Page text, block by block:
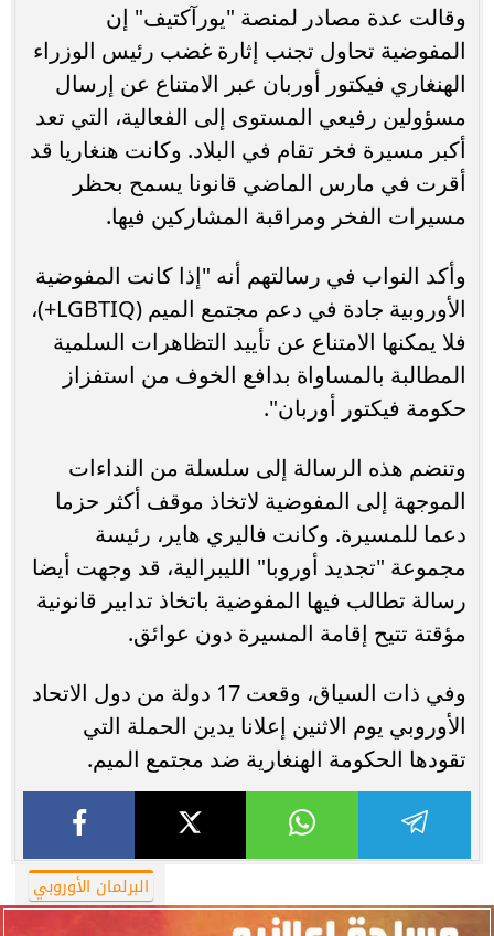
وقالت عدة مصادر لمنصة "يورآكتيف" إن
المفوضية تحاول تجنب إثارة غضب رئيس الوزراء
الهنغاري فيكتور أوربان عبر الامتناع عن إرسال
مسؤولين رفيعي المستوى إلى الفعالية، التي تعد
أكبر مسيرة فخر تقام في البلاد. وكانت هنغاريا قد
أقرت في مارس الماضي قانونا يسمح بحظر
مسيرات الفخر ومراقبة المشاركين فيها.
وأكد النواب في رسالتهم أنه "إذا كانت المفوضية
الأوروبية جادة في دعم مجتمع الميم (LGBTIQ+)،
فلا يمكنها الامتناع عن تأييد التظاهرات السلمية
المطالبة بالمساواة بدافع الخوف من استفزاز
حكومة فيكتور أوربان".
وتنضم هذه الرسالة إلى سلسلة من النداءات
الموجهة إلى المفوضية لاتخاذ موقف أكثر حزما
دعما للمسيرة. وكانت فاليري هاير، رئيسة
مجموعة "تجديد أوروبا" الليبرالية، قد وجهت أيضا
رسالة تطالب فيها المفوضية باتخاذ تدابير قانونية
مؤقتة تتيح إقامة المسيرة دون عوائق.
وفي ذات السياق، وقعت 17 دولة من دول الاتحاد
الأوروبي يوم الاثنين إعلانا يدين الحملة التي
تقودها الحكومة الهنغارية ضد مجتمع الميم.
البرلمان الأوروبي